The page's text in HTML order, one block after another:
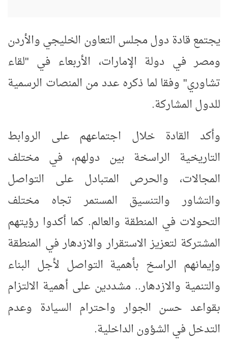
يجتمع قادة دول مجلس التعاون الخليجي والأردن
ومصر في دولة الإمارات، الأربعاء في "لقاء
تشاوري" وفقا لما ذكره عدد من المنصات الرسمية
للدول المشاركة.
وأكد القادة خلال اجتماعهم على الروابط
التاريخية الراسخة بين دولهم، في مختلف
المجالات، والحرص المتبادل على التواصل
والتشاور والتنسيق المستمر تجاه مختلف
التحولات في المنطقة والعالم. كما أكدوا رؤيتهم
المشتركة لتعزيز الاستقرار والازدهار في المنطقة
وإيمانهم الراسخ بأهمية التواصل لأجل البناء
والتنمية والازدهار.. مشددين على أهمية الالتزام
بقواعد حسن الجوار واحترام السيادة وعدم
التدخل في الشؤون الداخلية.